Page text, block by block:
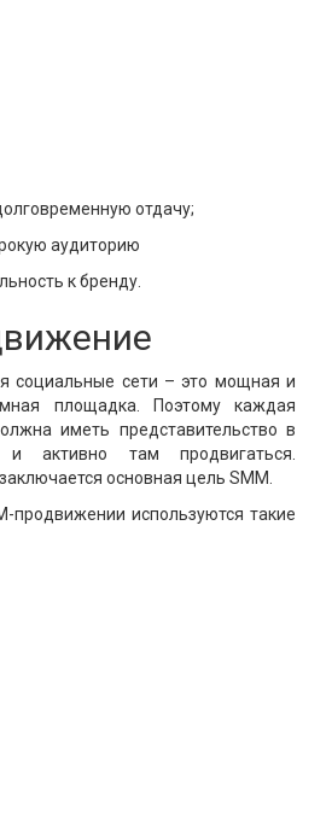
отдачу;
аудиторию
к бренду.
социальные сети – это мощная и
площадка. Поэтому каждая
иметь представительство в
и активно там продвигаться.
основная цель SMM.
продвижении используются такие